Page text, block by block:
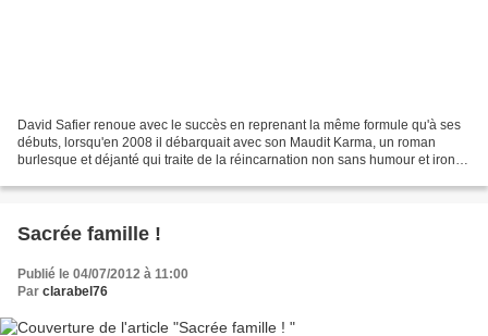
David Safier renoue avec le succès en reprenant la même formule qu'à ses
débuts, lorsqu'en 2008 il débarquait avec son Maudit Karma, un roman
burlesque et déjanté qui traite de la réincarnation non sans humour et ironie.
Sacrée famille !
Publié le 04/07/2012 à 11:00
Par clarabel76